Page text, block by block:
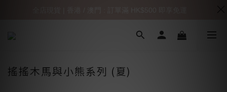
搖搖木馬與小熊系列 (夏)